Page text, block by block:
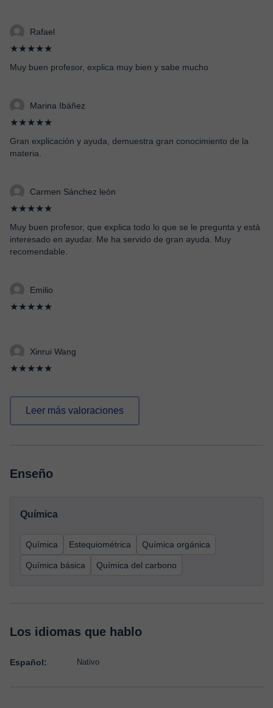
Rafael
★★★★★
Muy buen profesor, explica muy bien y sabe mucho
Marina Ibáñez
★★★★★
Gran explicación y ayuda, demuestra gran conocimiento de la
materia.
Carmen Sánchez león
★★★★★
Muy buen profesor, que explica todo lo que se le pregunta y está
interesado en ayudar. Me ha servido de gran ayuda. Muy
recomendable.
Emilio
★★★★★
Xinrui Wang
★★★★★
Leer más valoraciones
Enseño
Química
Química Estequiométrica Química orgánica
Química básica Química del carbono
Los idiomas que hablo
Español: Nativo